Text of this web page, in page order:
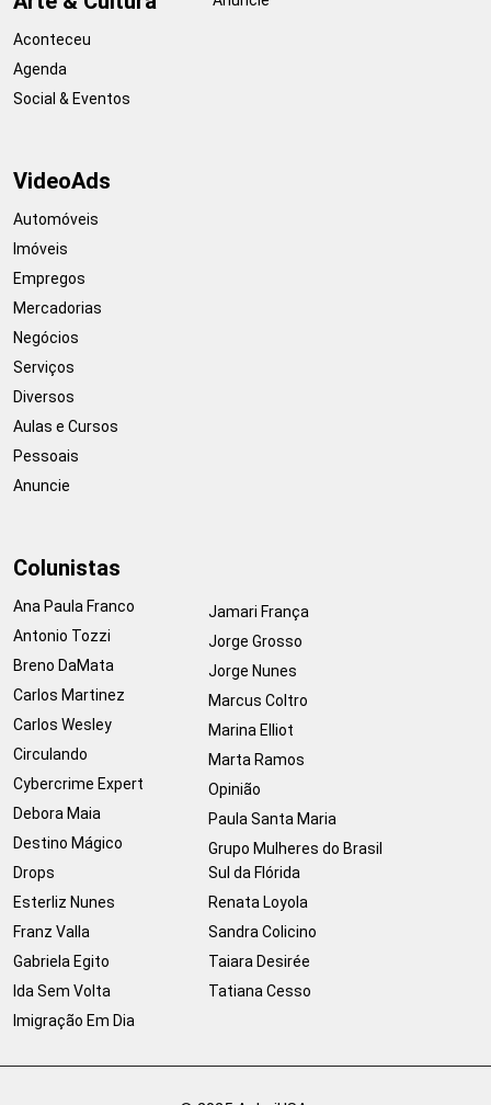
Aconteceu
Agenda
Social & Eventos
VideoAds
Automóveis
Imóveis
Empregos
Mercadorias
Negócios
Serviços
Diversos
Aulas e Cursos
Pessoais
Anuncie
Colunistas
Ana Paula Franco
Antonio Tozzi
Breno DaMata
Carlos Martinez
Carlos Wesley
Circulando
Cybercrime Expert
Debora Maia
Destino Mágico
Drops
Esterliz Nunes
Franz Valla
Gabriela Egito
Ida Sem Volta
Imigração Em Dia
Jamari França
Jorge Grosso
Jorge Nunes
Marcus Coltro
Marina Elliot
Marta Ramos
Opinião
Paula Santa Maria
Grupo Mulheres do Brasil
Sul da Flórida
Renata Loyola
Sandra Colicino
Taiara Desirée
Tatiana Cesso